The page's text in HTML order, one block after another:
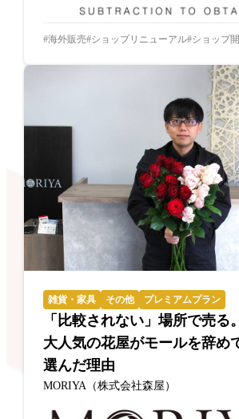
海外販売 ショップリニューアル ショップ
雑貨・家具 その他 プレミアムプラン
「比較されない」場所で売る
大人気の花屋がモールを辞め
選んだ理由
MORIYA（株式会社森屋）